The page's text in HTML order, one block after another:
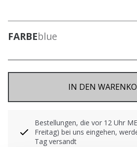
FARBEblue
IN DEN
Bestellungen, die vor 12 Uhr
Freitag) bei uns eingehen,
Tag versandt